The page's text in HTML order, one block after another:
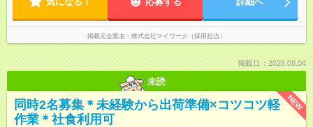
掲載元企業名 株式会社マイワーク（採用担当）
掲載日：2026.08.04
未読
NEW
同時2名募集＊未経験から出荷準備×コツコツ軽
作業＊社食利用可